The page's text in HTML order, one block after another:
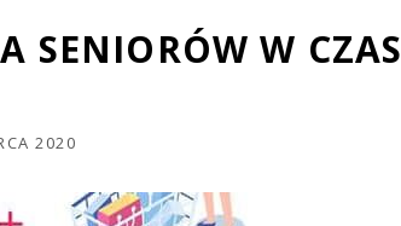
SENIORÓW W
2020